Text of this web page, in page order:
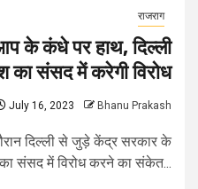
राजराग
के कंधे पर हाथ, दिल्ली
का संसद में करेगी विरोध
July 16, 2023 Bhanu Prakash
दिल्ली से जुड़े केंद्र सरकार के
संसद में विरोध करने का संकेत...